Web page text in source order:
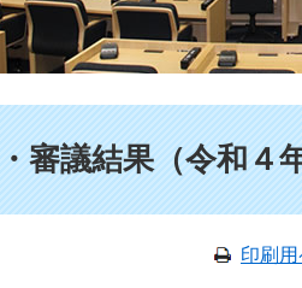
審議結果（令和４
印刷